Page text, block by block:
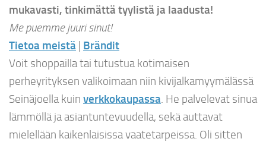
mukavasti, tinkimättä tyylistä ja laadusta!
Me puemme juuri sinut!
Tietoa meistä | Brändit
Voit shoppailla tai tutustua kotimaisen
perheyrityksen valikoimaan niin kivijalkamyymälässä
Seinäjoella kuin verkkokaupassa. He palvelevat sinua
lämmöllä ja asiantuntevuudella, sekä auttavat
mielellään kaikenlaisissa vaatetarpeissa. Oli sitten